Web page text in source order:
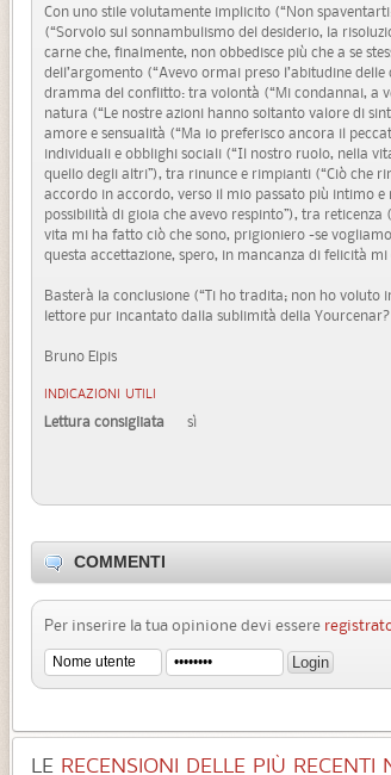
Con uno stile volutamente implicito (“Non
(“Sorvolo sul sonnambulismo del desiderio, la
carne che, finalmente, non obbedisce più che a se
dell’argomento (“Avevo ormai preso l’abitudine
dramma del conflitto: tra volontà (“Mi condannai, a
natura (“Le nostre azioni hanno soltanto valore di
amore e sensualità (“Ma io preferisco ancora il
individuali e obblighi sociali (“Il nostro ruolo, nella
quello degli altri”), tra rinunce e rimpianti (“Ciò che
accordo in accordo, verso il mio passato più intimo
possibilità di gioia che avevo respinto”), tra
vita mi ha fatto ciò che sono, prigioniero -se
questa accettazione, spero, in mancanza di felicità
Basterà la conclusione (“Ti ho tradita; non ho voluto
lettore pur incantato dalla sublimità della Yourcenar?
Bruno Elpis
INDICAZIONI UTILI
Lettura consigliata sì
COMMENTI
Per inserire la tua opinione devi essere
LE RECENSIONI DELLE PIÙ RECENTI